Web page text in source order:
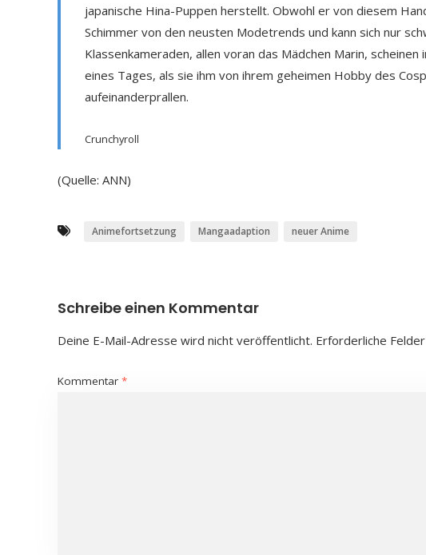
japanische Hina-Puppen herstellt. Obwohl er von diesem
Schimmer von den neusten Modetrends und kann sich nur
Klassenkameraden, allen voran das Mädchen Marin,
eines Tages, als sie ihm von ihrem geheimen Hobby des
aufeinanderprallen.
Crunchyroll
(Quelle: ANN)
Animefortsetzung Mangaadaption neuer Anime
Schreibe einen Kommentar
Deine E-Mail-Adresse wird nicht veröffentlicht. Erforderliche
Kommentar *